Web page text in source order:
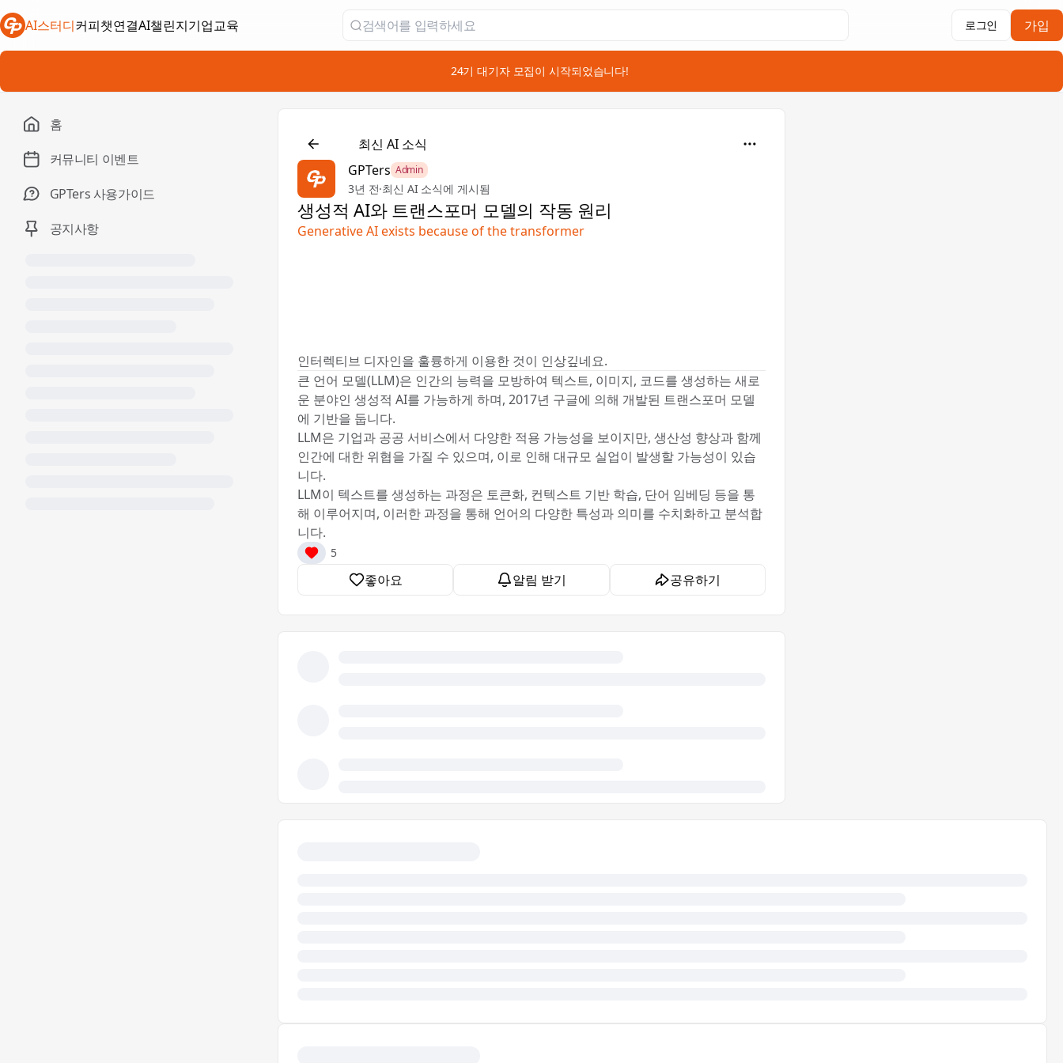
AI스터디커피챗연결
새 탭에서 열림AI챌린지
새 탭에서 열림
기업교육
새 탭에서 열림 가입
로그인
📣 24기 대기자 모집이 시작되었습니다!
홈
커뮤니티 이벤트
GPTers 사용가이드
공지사항
📰최신 AI 소식
GPTers Admin
3년 전·최신 AI 소식에 게시됨
생성적 AI와 트랜스포머 모델의 작동 원리
Generative AI exists because of the transformer
인터렉티브 디자인을 훌륭하게 이용한 것이 인상깊네요.
큰 언어 모델(LLM)은 인간의 능력을 모방하여 텍스트, 이미지, 코드를 생성하는 새로
운 분야인 생성적 AI를 가능하게 하며, 2017년 구글에 의해 개발된 트랜스포머 모델
에 기반을 둡니다.
LLM은 기업과 공공 서비스에서 다양한 적용 가능성을 보이지만, 생산성 향상과 함께
인간에 대한 위협을 가질 수 있으며, 이로 인해 대규모 실업이 발생할 가능성이 있습
니다.
LLM이 텍스트를 생성하는 과정은 토큰화, 컨텍스트 기반 학습, 단어 임베딩 등을 통
해 이루어지며, 이러한 과정을 통해 언어의 다양한 특성과 의미를 수치화하고 분석합
니다.
5
좋아요 알림 받기 공유하기